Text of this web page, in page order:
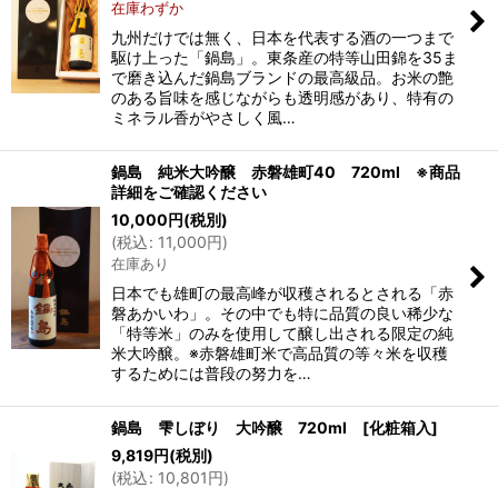
在庫わずか
九州だけでは無く、日本を代表する酒の一つまで
駆け上った「鍋島」。東条産の特等山田錦を35ま
で磨き込んだ鍋島ブランドの最高級品。お米の艶
のある旨味を感じながらも透明感があり、特有の
ミネラル香がやさしく風…
鍋島 純米大吟醸 赤磐雄町40 720ml ※商品
詳細をご確認ください
10,000円(税別)
(税込: 11,000円)
在庫あり
日本でも雄町の最高峰が収穫されるとされる「赤
磐あかいわ」。その中でも特に品質の良い稀少な
「特等米」のみを使用して醸し出される限定の純
米大吟醸。※赤磐雄町米で高品質の等々米を収穫
するためには普段の努力を…
鍋島 雫しぼり 大吟醸 720ml [化粧箱入]
9,819円(税別)
(税込: 10,801円)